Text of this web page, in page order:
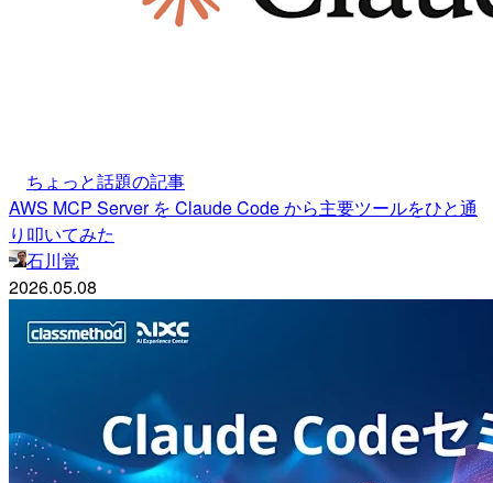
ちょっと話題の記事
AWS MCP Server を Claude Code から主要ツールをひと通
り叩いてみた
石川覚
2026.05.08